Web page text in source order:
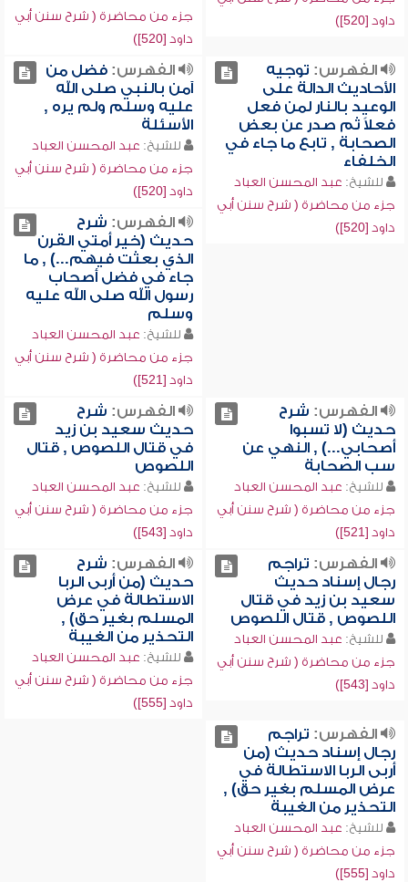
داود [520])
جزء من محاضرة ( شرح سنن أبي
داود [520])
الفهرس: توجيه
الأحاديث الدالة على
الوعيد بالنار لمن فعل
فعلاً ثم صدر عن بعض
الصحابة , تابع ما جاء في
الخلفاء
للشيخ: عبد المحسن العباد
جزء من محاضرة ( شرح سنن أبي
داود [520])
الفهرس:فضل من
آمن بالنبي صلى الله
عليه وسلم ولم يره ,
الأسئلة
للشيخ: عبد المحسن العباد
جزء من محاضرة ( شرح سنن أبي
داود [520])
الفهرس: شرح
حديث (خير أمتي القرن
الذي بعثت فيهم...) , ما
جاء في فضل أصحاب
رسول الله صلى الله عليه
وسلم
للشيخ: عبد المحسن العباد
جزء من محاضرة ( شرح سنن أبي
داود [521])
الفهرس: شرح
حديث (لا تسبوا
أصحابي...) , النهي عن
سب الصحابة
للشيخ: عبد المحسن العباد
جزء من محاضرة ( شرح سنن أبي
داود [521])
الفهرس: شرح
حديث سعيد بن زيد
في قتال اللصوص , قتال
اللصوص
للشيخ: عبد المحسن العباد
جزء من محاضرة ( شرح سنن أبي
داود [543])
الفهرس: تراجم
رجال إسناد حديث
سعيد بن زيد في قتال
اللصوص , قتال اللصوص
للشيخ: عبد المحسن العباد
جزء من محاضرة ( شرح سنن أبي
داود [543])
الفهرس: شرح
حديث (من أربى الربا
الاستطالة في عرض
المسلم بغير حق) ,
التحذير من الغيبة
للشيخ: عبد المحسن العباد
جزء من محاضرة ( شرح سنن أبي
داود [555])
الفهرس: تراجم
رجال إسناد حديث (من
أربى الربا الاستطالة في
عرض المسلم بغير حق) ,
التحذير من الغيبة
للشيخ: عبد المحسن العباد
جزء من محاضرة ( شرح سنن أبي
داود [555])